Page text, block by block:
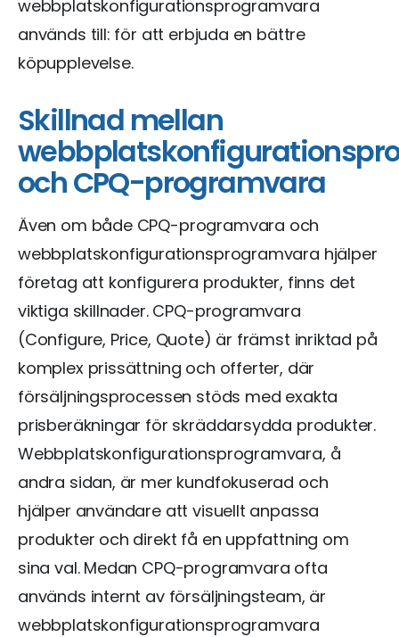
webbplatskonfigurationsprogramvara
används till: för att erbjuda en bättre
köpupplevelse.
Skillnad mellan
och CPQ-programvara
Även om både CPQ-programvara och
webbplatskonfigurationsprogramvara hjälper
företag att konfigurera produkter, finns det
viktiga skillnader. CPQ-programvara
(Configure, Price, Quote) är främst inriktad på
komplex prissättning och offerter, där
försäljningsprocessen stöds med exakta
prisberäkningar för skräddarsydda produkter.
Webbplatskonfigurationsprogramvara, å
andra sidan, är mer kundfokuserad och
hjälper användare att visuellt anpassa
produkter och direkt få en uppfattning om
sina val. Medan CPQ-programvara ofta
används internt av försäljningsteam, är
webbplatskonfigurationsprogramvara